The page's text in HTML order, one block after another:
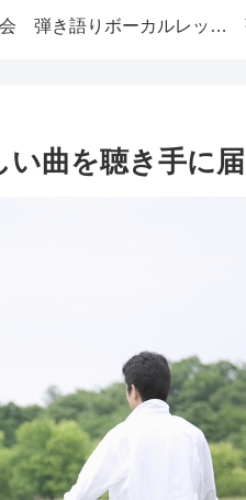
弾き語りボーカルレッスン
い曲を聴き手に